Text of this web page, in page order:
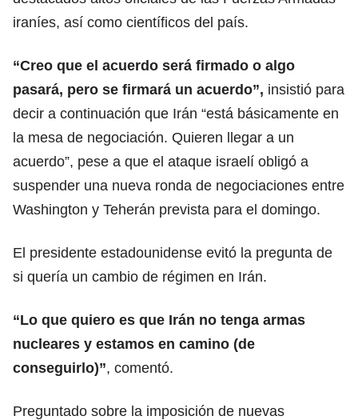
iraníes, así como científicos del país.
“Creo que el acuerdo será firmado o algo
pasará, pero se firmará un acuerdo”, insistió para
decir a continuación que Irán “está básicamente en
la mesa de negociación. Quieren llegar a un
acuerdo”, pese a que el ataque israelí obligó a
suspender una nueva ronda de negociaciones entre
Washington y Teherán prevista para el domingo.
El presidente estadounidense evitó la pregunta de
si quería un cambio de régimen en Irán.
“Lo que quiero es que Irán no tenga armas
nucleares y estamos en camino (de
conseguirlo)”, comentó.
Preguntado sobre la imposición de nuevas